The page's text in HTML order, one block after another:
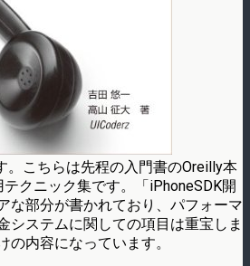
。こちらは先程の入門書のOreilly本
クニック集です。「iPhoneSDK開
な部分が書かれており、パフォーマ
システムに関しての項目は重宝しま
の内容になっています。